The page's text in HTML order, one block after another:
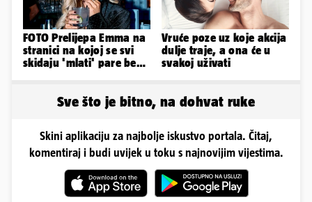
FOTO Prelijepa Emma na
stranici na kojoj se svi
skidaju 'mlati' pare bez
Vruće poze uz koje akcija
dulje traje, a ona će u
svakoj uživati
Sve što je bitno, na dohvat ruke
Skini aplikaciju za najbolje iskustvo portala. Čitaj,
komentiraj i budi uvijek u toku s najnovijim vijestima.